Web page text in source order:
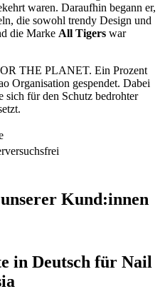
waren. Daraufhin begann er,
die sowohl trendy Design und
die Marke All Tigers war
THE PLANET. Ein Prozent
Organisation gespendet. Dabei
sich für den Schutz bedrohter
Kund:innen
in Deutsch für Nail